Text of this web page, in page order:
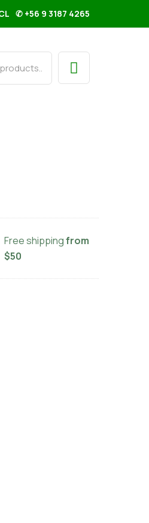
✆ +56 9 3187 4265
Free shippingfrom
$50